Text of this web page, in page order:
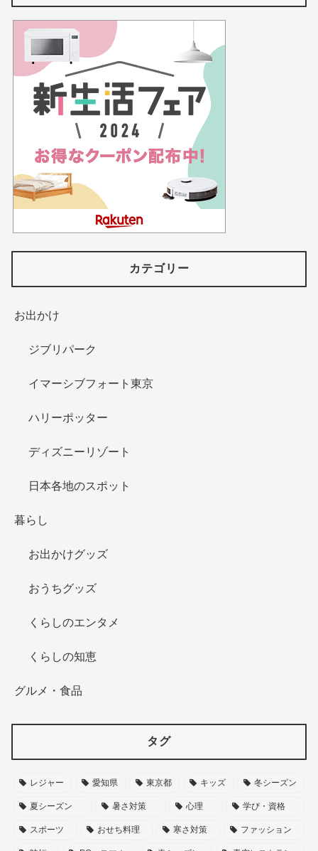
カテゴリー
お出かけ
ジブリパーク
イマーシブフォート東京
ハリーポッター
ディズニーリゾート
日本各地のスポット
暮らし
お出かけグッズ
おうちグッズ
くらしのエンタメ
くらしの知恵
グルメ・食品
タグ
レジャー 愛知県 東京都 キッズ 冬シーズン
夏シーズン 暑さ対策 心理 学び・資格
スポーツ おせち料理 寒さ対策 ファッション